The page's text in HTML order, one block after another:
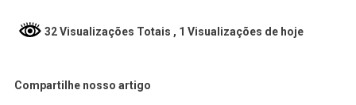
32 Visualizações Totais , 1 Visualizações de hoje
Compartilhe nosso artigo